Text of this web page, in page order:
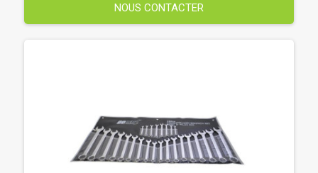
NOUS CONTACTER